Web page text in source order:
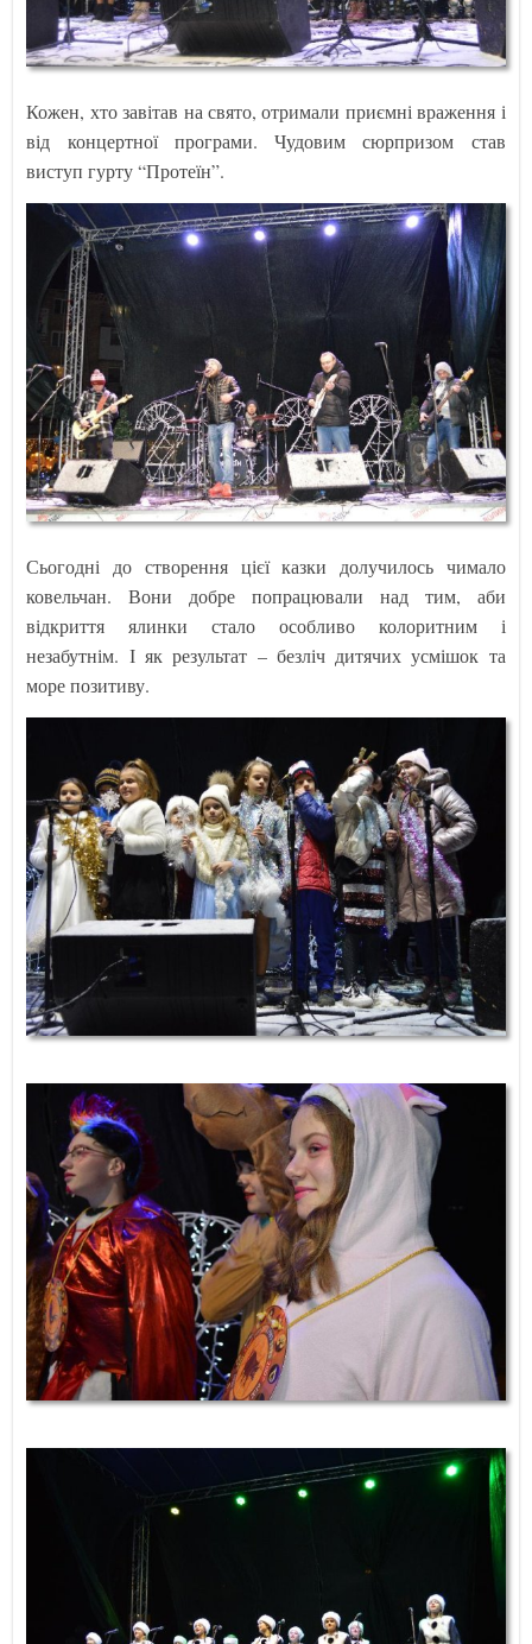
Кожен, хто завітав на свято, отримали приємні враження і
від концертної програми. Чудовим сюрпризом став
виступ гурту “Протеїн”.
Сьогодні до створення цієї казки долучилось чимало
ковельчан. Вони добре попрацювали над тим, аби
відкриття ялинки стало особливо колоритним і
незабутнім. І як результат – безліч дитячих усмішок та
море позитиву.